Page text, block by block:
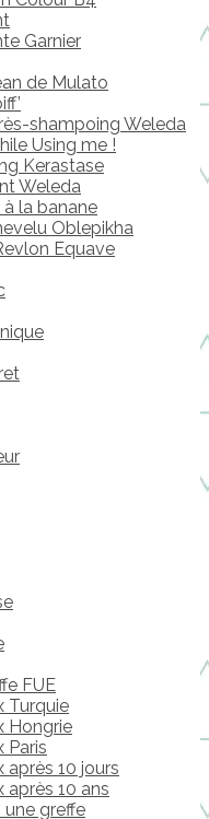
Garnier
de Mulato
shampoing Weleda
Using me !
Kerastase
Weleda
la banane
Oblepikha
Equave
FUE
Turquie
Hongrie
Paris
après 10 jours
après 10 ans
greffe